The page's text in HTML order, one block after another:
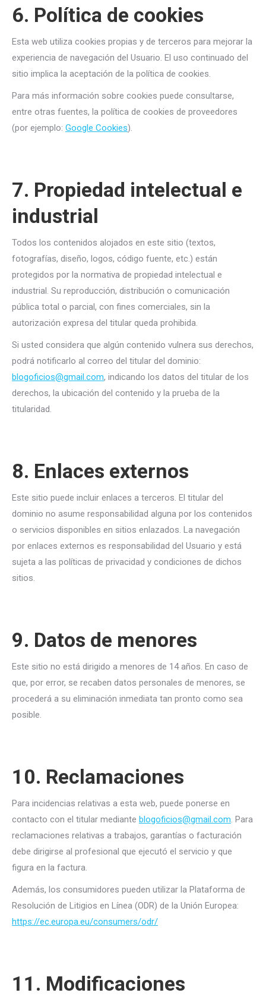
6. Política de cookies
Esta web utiliza cookies propias y de terceros para mejorar la
experiencia de navegación del Usuario. El uso continuado del
sitio implica la aceptación de la política de cookies.
Para más información sobre cookies puede consultarse,
entre otras fuentes, la política de cookies de proveedores
(por ejemplo: Google Cookies).
7. Propiedad intelectual e
industrial
Todos los contenidos alojados en este sitio (textos,
fotografías, diseño, logos, código fuente, etc.) están
protegidos por la normativa de propiedad intelectual e
industrial. Su reproducción, distribución o comunicación
pública total o parcial, con fines comerciales, sin la
autorización expresa del titular queda prohibida.
Si usted considera que algún contenido vulnera sus derechos,
podrá notificarlo al correo del titular del dominio:
blogoficios@gmail.com, indicando los datos del titular de los
derechos, la ubicación del contenido y la prueba de la
titularidad.
8. Enlaces externos
Este sitio puede incluir enlaces a terceros. El titular del
dominio no asume responsabilidad alguna por los contenidos
o servicios disponibles en sitios enlazados. La navegación
por enlaces externos es responsabilidad del Usuario y está
sujeta a las políticas de privacidad y condiciones de dichos
sitios.
9. Datos de menores
Este sitio no está dirigido a menores de 14 años. En caso de
que, por error, se recaben datos personales de menores, se
procederá a su eliminación inmediata tan pronto como sea
posible.
10. Reclamaciones
Para incidencias relativas a esta web, puede ponerse en
contacto con el titular mediante blogoficios@gmail.com. Para
reclamaciones relativas a trabajos, garantías o facturación
debe dirigirse al profesional que ejecutó el servicio y que
figura en la factura.
Además, los consumidores pueden utilizar la Plataforma de
Resolución de Litigios en Línea (ODR) de la Unión Europea:
https://ec.europa.eu/consumers/odr/
11. Modificaciones